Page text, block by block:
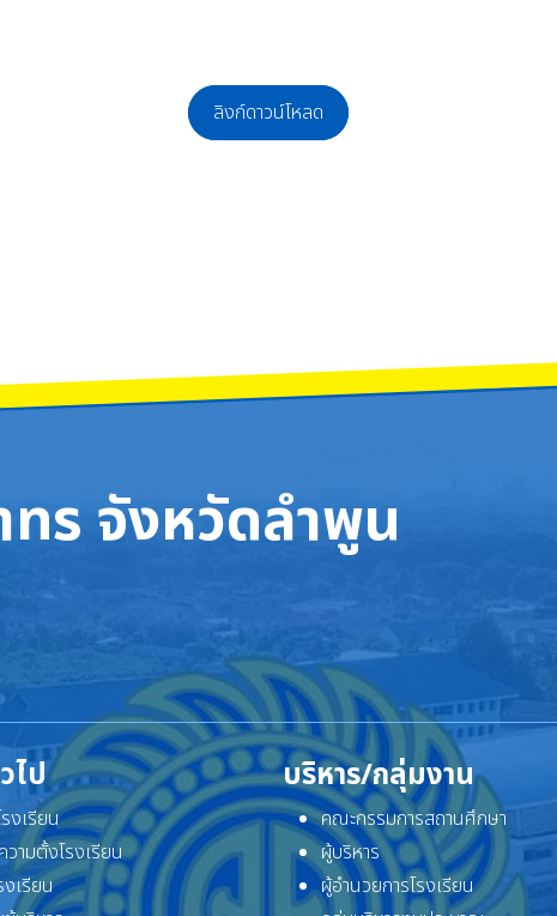
ลิงก์ดาวน์โหลด
มาบริการ ตำแหน่งครูอัตราจ้าง วิชาเอกภาษาไทย จำนวน 1 อัตรา และลูกจ้างชั่วคร
อจ้างเป็นลูกจ้างชั่วคราว ตำแหน่ง นักการภารโรงและพนักงานสถานที่(แม่บ้าน)
ร จังหวัดลำพูน
ไป
งเรียน
วามตั้งโรงเรียน
เรียน
บริหาร/กลุ่มงาน
คณะกรรมการสถานศึกษา
ผู้บริหาร
ผู้อำนวยการโรงเรียน